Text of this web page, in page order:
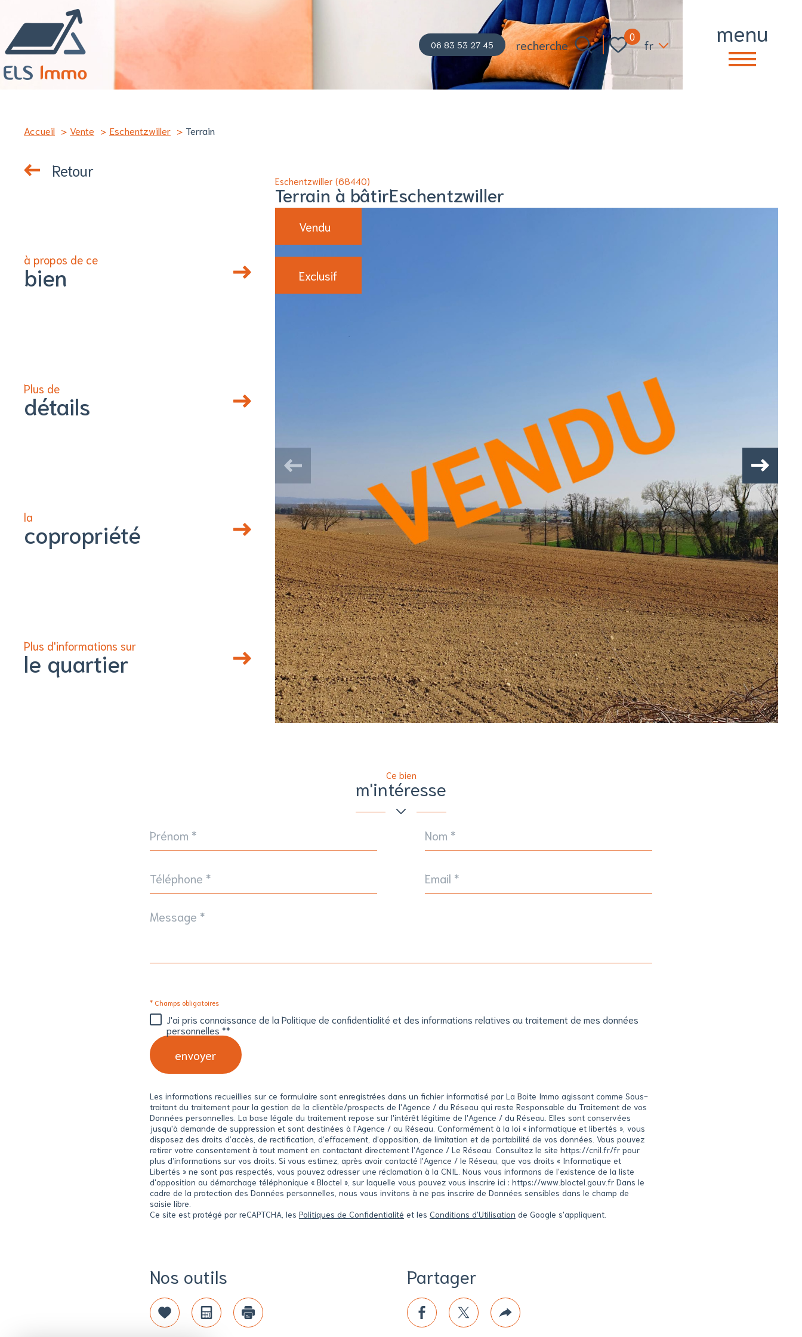
menu
06 83 53 27 45
0 Langue
fr
Accueil Vente Eschentzwiller Terrain
Retour
Eschentzwiller (68440)
Terrain à bâtirEschentzwiller
à propos de ce
bien
Plus de
détails
la
copropriété
Plus d'informations sur
le quartier
Vendu
Exclusif
Ce bien
m'intéresse
Prénom
*
Nom
*
Téléphone
*
Email
*
Message
* Champs obligatoires
J'ai pris connaissance de la Politique de confidentialité et des informations relatives au traitement de mes données
personnelles **
envoyer
Les informations recueillies sur ce formulaire sont enregistrées dans un fichier informatisé par La Boite Immo agissant comme Sous-
traitant du traitement pour la gestion de la clientèle/prospects de l'Agence / du Réseau qui reste Responsable du Traitement de vos
Données personnelles. La base légale du traitement repose sur l'intérêt légitime de l'Agence / du Réseau. Elles sont conservées
jusqu'à demande de suppression et sont destinées à l'Agence / au Réseau. Conformément à la loi « informatique et libertés », vous
disposez des droits d’accès, de rectification, d’effacement, d’opposition, de limitation et de portabilité de vos données. Vous pouvez
retirer votre consentement à tout moment en contactant directement l’Agence / Le Réseau. Consultez le site https://cnil.fr/fr pour
plus d’informations sur vos droits. Si vous estimez, après avoir contacté l'Agence / le Réseau, que vos droits « Informatique et
Libertés » ne sont pas respectés, vous pouvez adresser une réclamation à la CNIL. Nous vous informons de l’existence de la liste
d'opposition au démarchage téléphonique « Bloctel », sur laquelle vous pouvez vous inscrire ici : https://www.bloctel.gouv.fr Dans le
cadre de la protection des Données personnelles, nous vous invitons à ne pas inscrire de Données sensibles dans le champ de
saisie libre.
Ce site est protégé par reCAPTCHA, les Politiques de Confidentialité et les Conditions d'Utilisation de Google s'appliquent.
Nos outils
SélectionnerCalculatriceImprimer
Partager
facebooktwitter Plus
de